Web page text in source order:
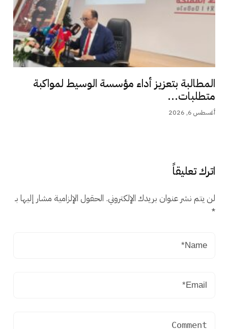
المطالبة بتعزيز أداء مؤسسة الوسيط لمواكبة
متطلبات...
أغسطس 6, 2026
اترك تعليقاً
لن يتم نشر عنوان بريدك الإلكتروني. الحقول الإلزامية مشار إليها بـ
*